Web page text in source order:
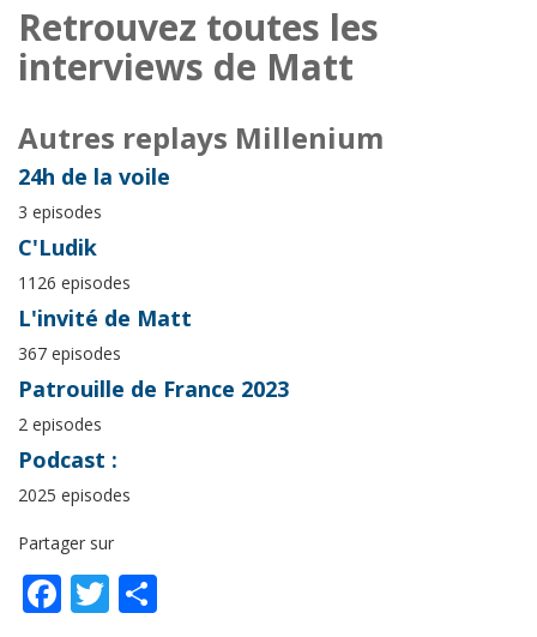
Retrouvez toutes les
interviews de Matt
Autres replays Millenium
24h de la voile
3 episodes
C'Ludik
1126 episodes
L'invité de Matt
367 episodes
Patrouille de France 2023
2 episodes
Podcast :
2025 episodes
Partager sur
Facebook
Twitter